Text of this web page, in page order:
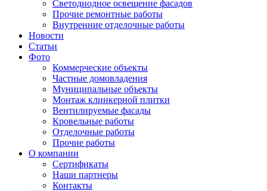
Светодиодное освещение фасадов
Прочие ремонтные работы
Внутренние отделочные работы
Новости
Статьи
Фото
Коммерческие объекты
Частные домовладения
Муниципальные объекты
Монтаж клинкерной плитки
Вентилируемые фасады
Кровельные работы
Отделочные работы
Прочие работы
О компании
Сертификаты
Наши партнеры
Контакты